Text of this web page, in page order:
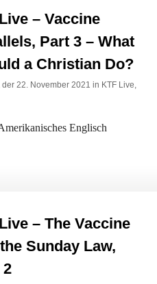
– Vaccine
Part 3 – What
a Christian Do?
der 22. November 2021 in KTF Live,
Englisch
– The Vaccine
Sunday Law,
2